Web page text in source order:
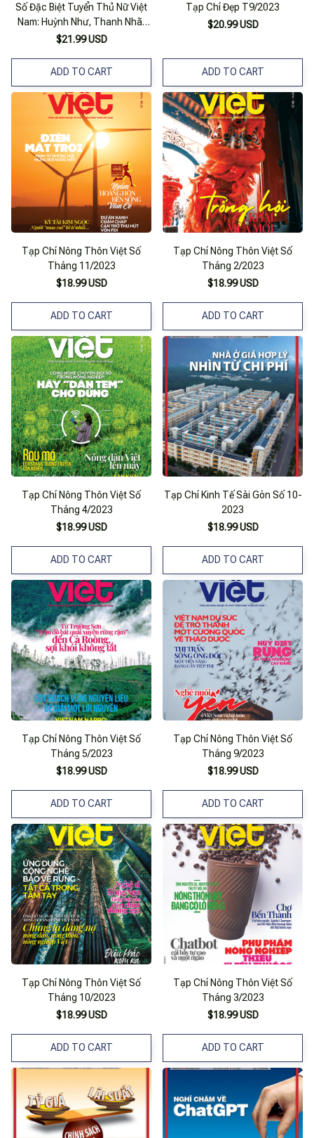
Số Đặc Biệt Tuyển Thủ Nữ Việt
Nam: Huỳnh Như, Thanh Nhã,
Hoàng Loan (Tháng 6/2023)
Women – Nhiều Tác Giả – Bìa
$21.99 USD
ADD TO CART
Tạp Chí Đẹp T9/2023
$20.99 USD
ADD TO CART
Tạp Chí Nông Thôn Việt Số
Tháng 11/2023
$18.99 USD
ADD TO CART
Tạp Chí Nông Thôn Việt Số
Tháng 2/2023
$18.99 USD
ADD TO CART
Tạp Chí Nông Thôn Việt Số
Tháng 4/2023
$18.99 USD
ADD TO CART
Tạp Chí Kinh Tế Sài Gòn Số 10-
2023
$18.99 USD
ADD TO CART
Tạp Chí Nông Thôn Việt Số
Tháng 5/2023
$18.99 USD
ADD TO CART
Tạp Chí Nông Thôn Việt Số
Tháng 9/2023
$18.99 USD
ADD TO CART
Tạp Chí Nông Thôn Việt Số
Tháng 10/2023
$18.99 USD
ADD TO CART
Tạp Chí Nông Thôn Việt Số
Tháng 3/2023
$18.99 USD
ADD TO CART